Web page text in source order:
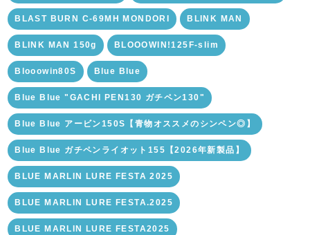
BLAST BURN C-69MH MONDORI BLINK MAN
BLINK MAN 150g BLOOOWIN!125F-slim
Blooowin80S Blue Blue
Blue Blue "GACHI PEN130 ガチペン130"
Blue Blue アービン150S【青物オススメのシンペン◎】
Blue Blue ガチペンライオット155【2026年新製品】
BLUE MARLIN LURE FESTA 2025
BLUE MARLIN LURE FESTA.2025
BLUE MARLIN LURE FESTA2025